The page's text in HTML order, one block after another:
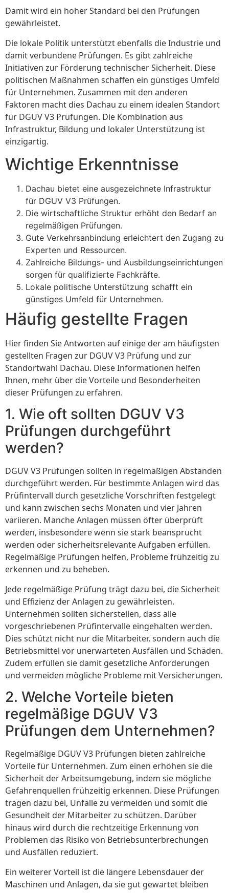
Damit wird ein hoher Standard bei den Prüfungen
gewährleistet.
Die lokale Politik unterstützt ebenfalls die Industrie und
damit verbundene Prüfungen. Es gibt zahlreiche
Initiativen zur Förderung technischer Sicherheit. Diese
politischen Maßnahmen schaffen ein günstiges Umfeld
für Unternehmen. Zusammen mit den anderen
Faktoren macht dies Dachau zu einem idealen Standort
für DGUV V3 Prüfungen. Die Kombination aus
Infrastruktur, Bildung und lokaler Unterstützung ist
einzigartig.
Wichtige Erkenntnisse
Dachau bietet eine ausgezeichnete Infrastruktur
für DGUV V3 Prüfungen.
Die wirtschaftliche Struktur erhöht den Bedarf an
regelmäßigen Prüfungen.
Gute Verkehrsanbindung erleichtert den Zugang zu
Experten und Ressourcen.
Zahlreiche Bildungs- und Ausbildungseinrichtungen
sorgen für qualifizierte Fachkräfte.
Lokale politische Unterstützung schafft ein
günstiges Umfeld für Unternehmen.
Häufig gestellte Fragen
Hier finden Sie Antworten auf einige der am häufigsten
gestellten Fragen zur DGUV V3 Prüfung und zur
Standortwahl Dachau. Diese Informationen helfen
Ihnen, mehr über die Vorteile und Besonderheiten
dieser Prüfungen zu erfahren.
1. Wie oft sollten DGUV V3
Prüfungen durchgeführt
werden?
DGUV V3 Prüfungen sollten in regelmäßigen Abständen
durchgeführt werden. Für bestimmte Anlagen wird das
Prüfintervall durch gesetzliche Vorschriften festgelegt
und kann zwischen sechs Monaten und vier Jahren
variieren. Manche Anlagen müssen öfter überprüft
werden, insbesondere wenn sie stark beansprucht
werden oder sicherheitsrelevante Aufgaben erfüllen.
Regelmäßige Prüfungen helfen, Probleme frühzeitig zu
erkennen und zu beheben.
Jede regelmäßige Prüfung trägt dazu bei, die Sicherheit
und Effizienz der Anlagen zu gewährleisten.
Unternehmen sollten sicherstellen, dass alle
vorgeschriebenen Prüfintervalle eingehalten werden.
Dies schützt nicht nur die Mitarbeiter, sondern auch die
Betriebsmittel vor unerwarteten Ausfällen und Schäden.
Zudem erfüllen sie damit gesetzliche Anforderungen
und vermeiden mögliche Probleme mit Versicherungen.
2. Welche Vorteile bieten
regelmäßige DGUV V3
Prüfungen dem Unternehmen?
Regelmäßige DGUV V3 Prüfungen bieten zahlreiche
Vorteile für Unternehmen. Zum einen erhöhen sie die
Sicherheit der Arbeitsumgebung, indem sie mögliche
Gefahrenquellen frühzeitig erkennen. Diese Prüfungen
tragen dazu bei, Unfälle zu vermeiden und somit die
Gesundheit der Mitarbeiter zu schützen. Darüber
hinaus wird durch die rechtzeitige Erkennung von
Problemen das Risiko von Betriebsunterbrechungen
und Ausfällen reduziert.
Ein weiterer Vorteil ist die längere Lebensdauer der
Maschinen und Anlagen, da sie gut gewartet bleiben